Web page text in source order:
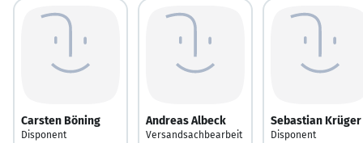
Carsten Böning
Disponent
Andreas Albeck
Versandsachbearbeit
Sebastian Krüger
Disponent